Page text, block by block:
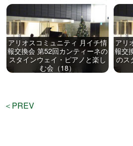
アリオスコミュニティ 月イチ情
報交換会 第52回カンティーネの
スタインウェイ・ピアノと楽し
む会（18）
アリ
報交
のス
＜PREV